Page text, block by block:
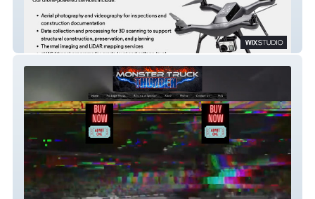
SkyPixGroup